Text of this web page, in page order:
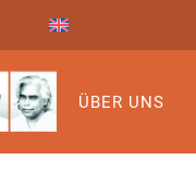
ÜBER UNS